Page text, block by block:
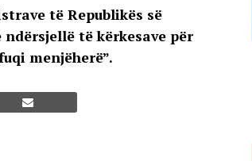
të Republikës së
të kërkesave për
menjëherë”.